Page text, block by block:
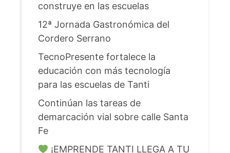
construye en las escuelas
12ª Jornada Gastronómica del
Cordero Serrano
TecnoPresente fortalece la
educación con más tecnología
para las escuelas de Tanti
Continúan las tareas de
demarcación vial sobre calle Santa
Fe
¡EMPRENDE TANTI LLEGA A TU